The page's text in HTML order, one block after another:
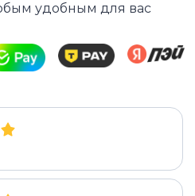
удобным для вас